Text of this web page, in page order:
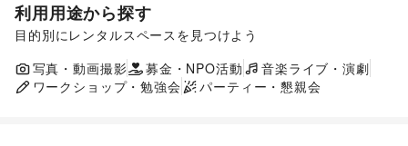
利用用途から探す
目的別にレンタルスペースを見つけよう
食品販売 販促イベント
展示会・個展 キッチンカー・移動販売
写真・動画撮影 募金・NPO活動
音楽ライブ・演劇
ワークショップ・勉強会
パーティー・懇親会